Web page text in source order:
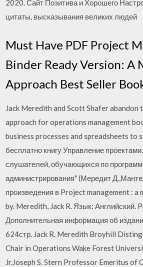
2020. Сайт Позитива и Хорошего
цитаты, высказывания великих людей
Must Have PDF Project
Binder Ready Version: A
Approach Best Seller
Jack Meredith and Scott Shafer
approach for operations management
business processes and spreadsheets to
бесплатно книгу Управление
слушателей, обучающихся по
администрирования" (Мередит
произведения в Project management : a
by. Meredith, Jack R. Язык: Английский.
Дополнительная информация об
624стр. Jack R. Meredith Broyhill
Chair in Operations Wake Forest
Jr.Joseph S. Stern Professor Emeritus of